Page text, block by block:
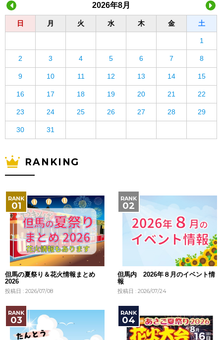
2026年8月
日 月 火 水 木 金 土
1
2 3 4 5 6 7 8
9 10 11 12 13 14 15
16 17 18 19 20 21 22
23 24 25 26 27 28 29
30 31
RANKING
但馬の夏祭り＆花火情報まとめ
2026
投稿日 : 2026/07/08
但馬内 2026年８月のイベント情
報
投稿日 : 2026/07/24